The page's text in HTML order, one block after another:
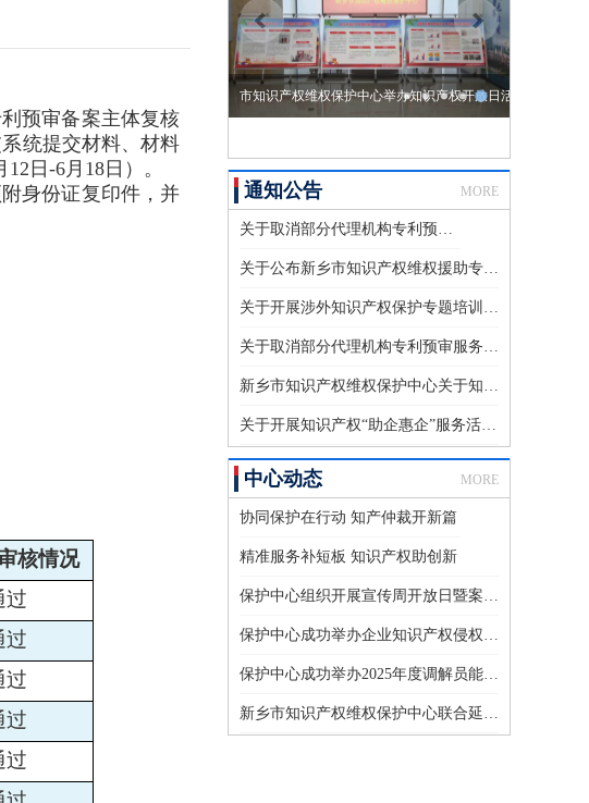
高效服务助力创新 企业致谢赠送锦旗
通知公告 MORE
关于取消部分代理机构专利预审服务注册登记的公告
关于公布新乡市知识产权维权援助专家库入库专家名单的通知
关于开展涉外知识产权保护专题培训的通知
关于取消部分代理机构专利预审服务注册登记的公告
新乡市知识产权维权保护中心关于知识产权维权援助专家库拟入库名单的公示
关于开展知识产权“助企惠企”服务活动的通知
中心动态 MORE
协同保护在行动 知产仲裁开新篇
精准服务补短板 知识产权助创新
保护中心组织开展宣传周开放日暨案件庭审活动
保护中心成功举办企业知识产权侵权纠纷应对策略培训
保护中心成功举办2025年度调解员能力提升培训
新乡市知识产权维权保护中心联合延津县市场监督管理局开展海外知识产权纠纷应对指导
预审备案主体复核
统提交材料、材料
日-6月18日）。
身份证复印件，并
核情况
过
过
过
过
过